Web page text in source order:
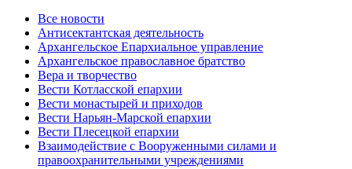
Все новости
Антисектантская деятельность
Архангельское Епархиальное управление
Архангельское православное братство
Вера и творчество
Вести Котласской епархии
Вести монастырей и приходов
Вести Нарьян-Марской епархии
Вести Плесецкой епархии
Взаимодействие с Вооруженными силами и
правоохранительными учреждениями